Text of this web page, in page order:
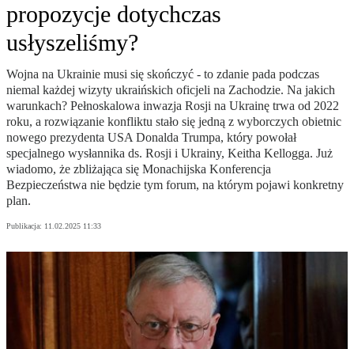
propozycje dotychczas
usłyszeliśmy?
Wojna na Ukrainie musi się skończyć - to zdanie pada podczas
niemal każdej wizyty ukraińskich oficjeli na Zachodzie. Na jakich
warunkach? Pełnoskalowa inwazja Rosji na Ukrainę trwa od 2022
roku, a rozwiązanie konfliktu stało się jedną z wyborczych obietnic
nowego prezydenta USA Donalda Trumpa, który powołał
specjalnego wysłannika ds. Rosji i Ukrainy, Keitha Kellogga. Już
wiadomo, że zbliżająca się Monachijska Konferencja
Bezpieczeństwa nie będzie tym forum, na którym pojawi konkretny
plan.
Publikacja: 11.02.2025 11:33